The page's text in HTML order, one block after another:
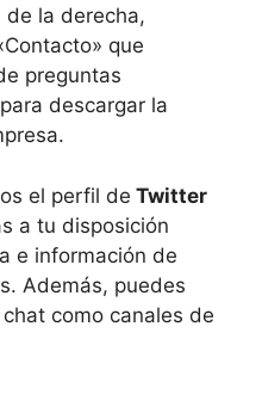
la derecha,
que
preguntas
descargar la
el perfil de Twitter
a tu disposición
e información de
Además, puedes
como canales de